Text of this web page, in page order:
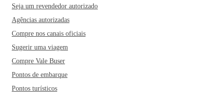
Seja um revendedor autorizado
Agências autorizadas
Compre nos canais oficiais
Sugerir uma viagem
Compre Vale Buser
Pontos de embarque
Pontos turísticos